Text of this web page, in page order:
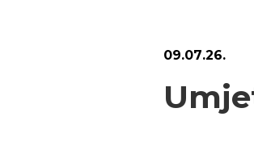
09.07.26.